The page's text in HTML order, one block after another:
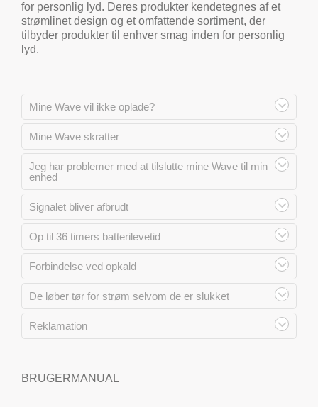
for personlig lyd. Deres produkter kendetegnes af et
strømlinet design og et omfattende sortiment, der
tilbyder produkter til enhver smag inden for personlig
lyd.
Mine Wave vil ikke oplade?
Mine Wave skratter
Jeg har problemer med at tilslutte mine Wave til min
enhed
Signalet bliver afbrudt
Op til 36 timers batterilevetid
Forbindelse ved opkald
De løber tør for strøm selvom de er slukket
Reklamation
BRUGERMANUAL